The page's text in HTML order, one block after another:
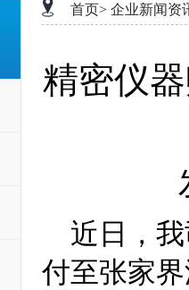
首页> 企业新闻资
精密仪
近日，
付至张家